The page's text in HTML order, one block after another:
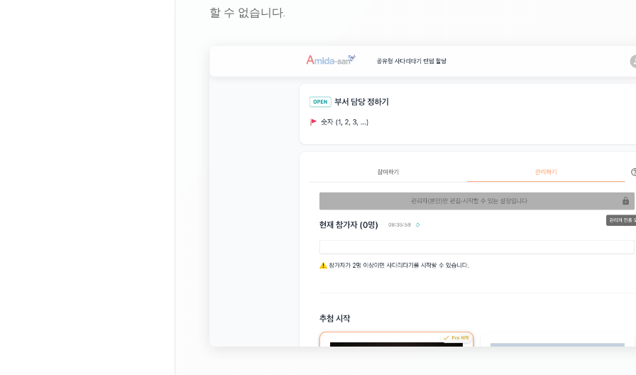
할 수 없습니다.